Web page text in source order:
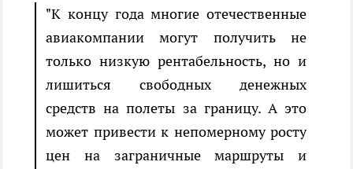
"К концу года многие отечественные
авиакомпании могут получить не
только низкую рентабельность, но и
лишиться свободных денежных
средств на полеты за границу. А это
может привести к непомерному росту
цен на заграничные маршруты и